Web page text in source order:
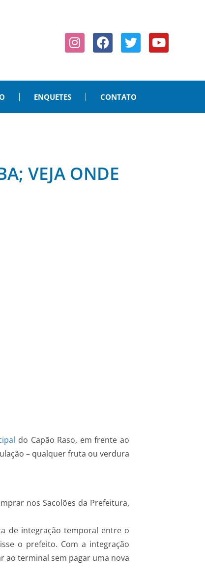
ENQUETES CONTATO
VEJA ONDE
do Capão Raso, em frente ao
– qualquer fruta ou verdura
nos Sacolões da Prefeitura,
de integração temporal entre o
o prefeito. Com a integração
ao terminal sem pagar uma nova